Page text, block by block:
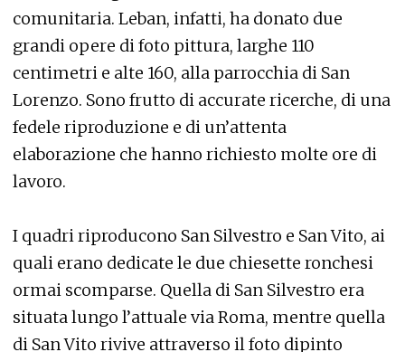
comunitaria. Leban, infatti, ha donato due
grandi opere di foto pittura, larghe 110
centimetri e alte 160, alla parrocchia di San
Lorenzo. Sono frutto di accurate ricerche, di una
fedele riproduzione e di un’attenta
elaborazione che hanno richiesto molte ore di
lavoro.
I quadri riproducono San Silvestro e San Vito, ai
quali erano dedicate le due chiesette ronchesi
ormai scomparse. Quella di San Silvestro era
situata lungo l’attuale via Roma, mentre quella
di San Vito rivive attraverso il foto dipinto